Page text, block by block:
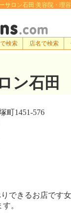
サロン石田:美容院・理
検索 店名で検索
ン石田
町1451-576
できるお店です
。